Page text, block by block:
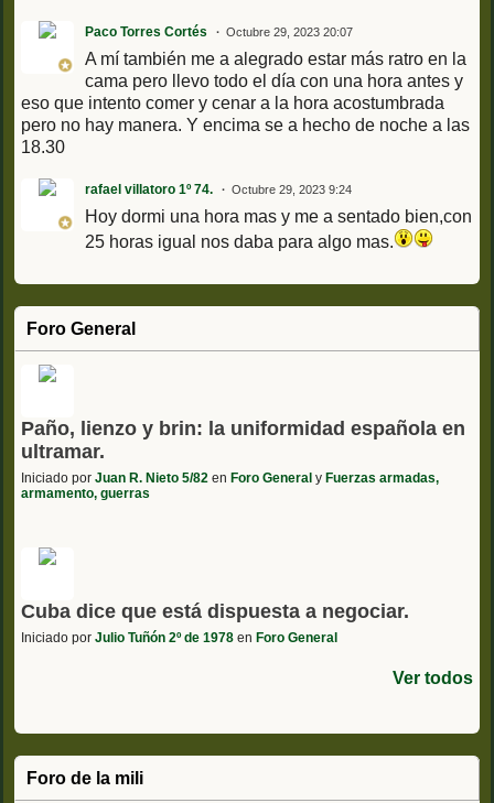
Paco Torres Cortés Octubre 29, 2023 20:07
A mí también me a alegrado estar más ratro en la
cama pero llevo todo el día con una hora antes y
eso que intento comer y cenar a la hora acostumbrada
pero no hay manera. Y encima se a hecho de noche a las
18.30
rafael villatoro 1º 74. Octubre 29, 2023 9:24
Hoy dormi una hora mas y me a sentado bien,con
25 horas igual nos daba para algo mas.
Foro General
Paño, lienzo y brin: la uniformidad española en
ultramar.
Iniciado por Juan R. Nieto 5/82 en Foro General y Fuerzas armadas,
armamento, guerras
Cuba dice que está dispuesta a negociar.
Iniciado por Julio Tuñón 2º de 1978 en Foro General
Ver todos
Foro de la mili